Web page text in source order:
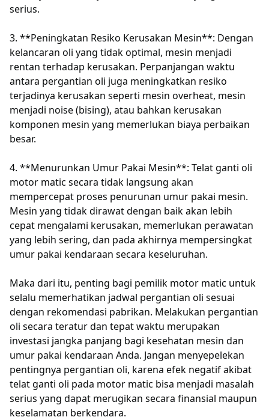
serius.
3. **Peningkatan Resiko Kerusakan Mesin**: Dengan
kelancaran oli yang tidak optimal, mesin menjadi
rentan terhadap kerusakan. Perpanjangan waktu
antara pergantian oli juga meningkatkan resiko
terjadinya kerusakan seperti mesin overheat, mesin
menjadi noise (bising), atau bahkan kerusakan
komponen mesin yang memerlukan biaya perbaikan
besar.
4. **Menurunkan Umur Pakai Mesin**: Telat ganti oli
motor matic secara tidak langsung akan
mempercepat proses penurunan umur pakai mesin.
Mesin yang tidak dirawat dengan baik akan lebih
cepat mengalami kerusakan, memerlukan perawatan
yang lebih sering, dan pada akhirnya mempersingkat
umur pakai kendaraan secara keseluruhan.
Maka dari itu, penting bagi pemilik motor matic untuk
selalu memerhatikan jadwal pergantian oli sesuai
dengan rekomendasi pabrikan. Melakukan pergantian
oli secara teratur dan tepat waktu merupakan
investasi jangka panjang bagi kesehatan mesin dan
umur pakai kendaraan Anda. Jangan menyepelekan
pentingnya pergantian oli, karena efek negatif akibat
telat ganti oli pada motor matic bisa menjadi masalah
serius yang dapat merugikan secara finansial maupun
keselamatan berkendara.